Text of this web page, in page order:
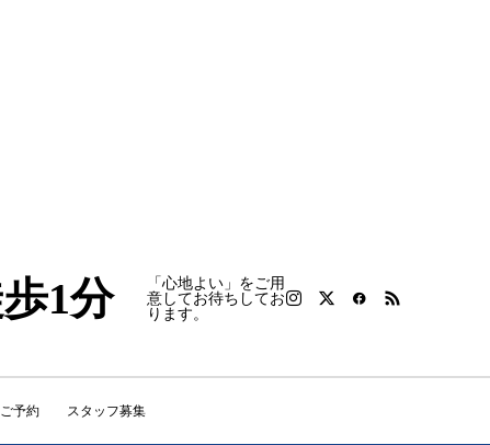
1分
「心地よい」をご用
意してお待ちしてお
ります。
予約 スタッフ募集